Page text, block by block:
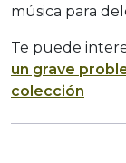
música para
Te puede
un grave
colección